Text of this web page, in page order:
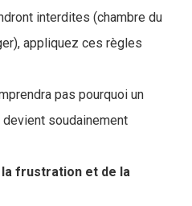
interdites (chambre du
appliquez ces règles
pas pourquoi un
soudainement
frustration et de la